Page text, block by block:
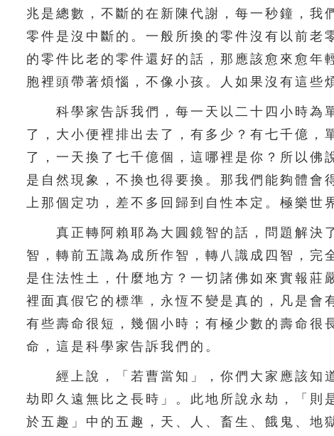
兆是總數，不斷的在新陳代謝，每一秒鐘，我
零件是沒中斷的。一般所換的零件沒有以前老
的零件比老的零件還好的話，那應該愈來愈年
胞裡頭帶著煩惱，不像小孩。人如果沒有這些
科學家告訴我們，每一天以二十四小時為單
了，大小便裡排出去了，有多少？有七千億，
了，一天換了七千億個，這哪裡是你？所以
是自然現象，不換也得要換。那我們能夠體會
上那個定功，差不多回歸到自性本定。極樂世
真正轉阿賴耶為大圓鏡智的話，問題解決了
智，轉前五識為成所作智，轉八識成四智，完
是住法性土，什麼地方？一切諸佛如來實報莊
裡面真假它的標準，永恆不變是真的，凡是會
有些壽命很短，幾個小時；有極少數的壽命很
命，這是科學家告訴我們的。
經上說，「若曹當知」，你們大家應該知道
劫即久遠無比之長時」。此地所說永劫，「則
於五趣」中的五趣，天、人、畜生、餓鬼、地